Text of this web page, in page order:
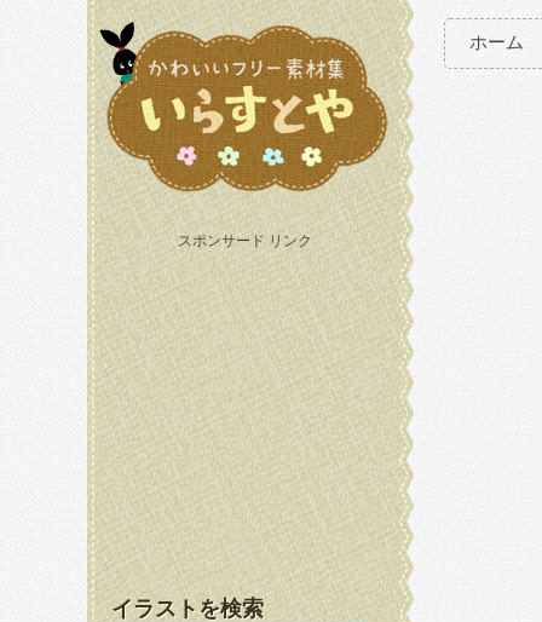
スポンサード リンク
イラストを検索
ホーム